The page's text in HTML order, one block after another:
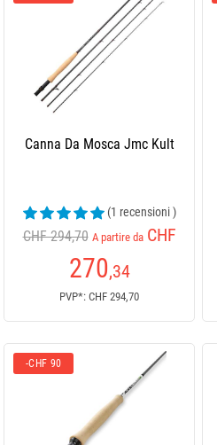
Canna Da Mosca Jmc Kult
(1 recensioni )
CHF 294,70 A partire da CHF
270,34
PVP*: CHF 294,70
-CHF 90